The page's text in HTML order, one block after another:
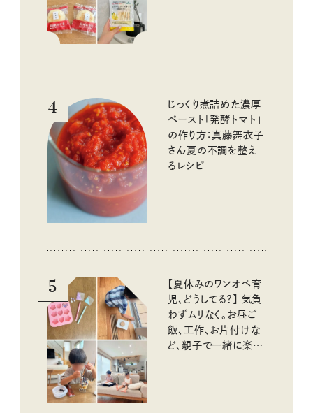
4
じっくり煮詰めた濃厚
ペースト「発酵トマト」
の作り方：真藤舞衣子
さん夏の不調を整え
るレシピ
5
【夏休みのワンオペ育
児、どうしてる？】 気負
わずムリなく。お昼ご
飯、工作、お片付けな
ど、親子で一緒に楽し